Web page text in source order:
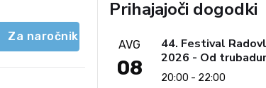
Za naročnike
Prihajajoči dogodki
AVG
08
44. Festival
2026 - Od
Brahmsa
20:00 - 22:00